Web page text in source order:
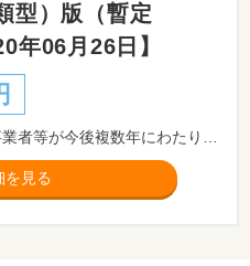
型）版（暫定
年06月26日】
を見る